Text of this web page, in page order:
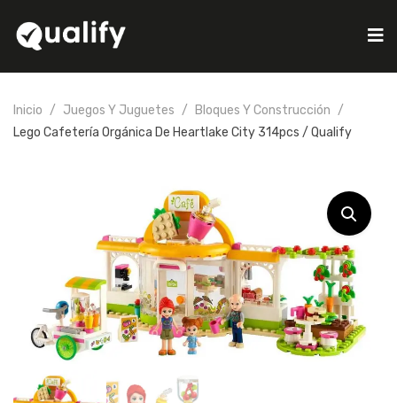
Inicio Juegos Y Juguetes
Bloques Y Construcción
Lego Cafetería Orgánica De Heartlake City 314pcs / Qualify